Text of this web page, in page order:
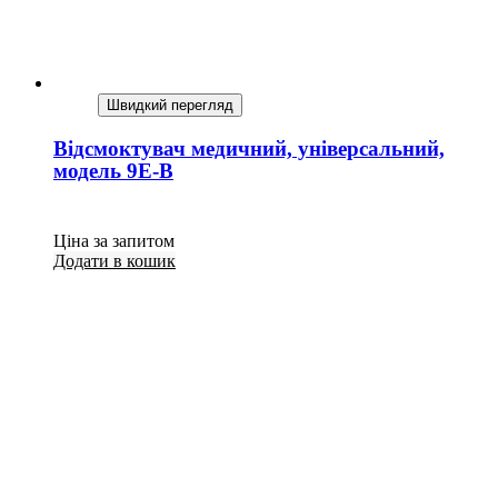
Швидкий перегляд
Відсмоктувач медичний, універсальний,
модель 9Е-В
Ціна за запитом
Додати в кошик